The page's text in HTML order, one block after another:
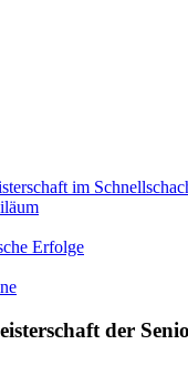
im
Erfolge
der